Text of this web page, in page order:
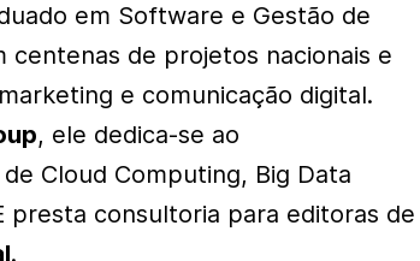
em Software e Gestão de
centenas de projetos nacionais e
e comunicação digital.
, ele dedica-se ao
Cloud Computing, Big Data
presta consultoria para editoras de
.